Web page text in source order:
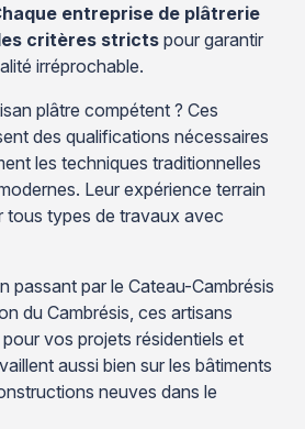
entreprise de plâtrerie
critères stricts pour garantir
irréprochable.
plâtre compétent ? Ces
des qualifications nécessaires
les techniques traditionnelles
Leur expérience terrain
tous types de travaux avec
passant par le Cateau-Cambrésis
du Cambrésis, ces artisans
vos projets résidentiels et
aussi bien sur les bâtiments
neuves dans le